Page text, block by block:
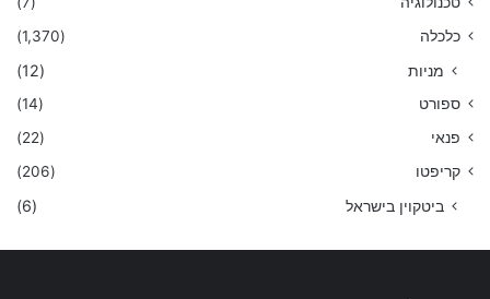
כלכלה
(1,370)
מניות (12)
ספורט
(14)
פנאי
(22)
קריפטו
(206)
ביטקוין בישראל (6)